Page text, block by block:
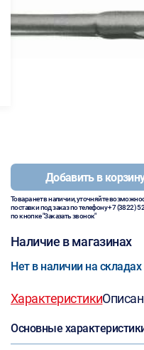
Добавить в
Товара нет в наличии, уточняйте
поставки под заказ по телефону+7 (3822)
по кнопке "Заказать звонок"
Наличие в магазинах
Нет в наличии на складах
Характеристики
Основные